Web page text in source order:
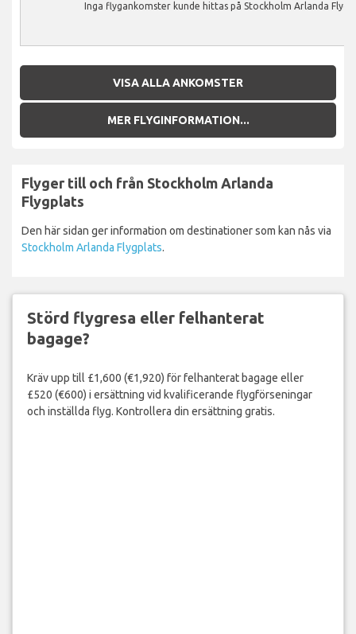
Inga flygankomster kunde hittas på Stockholm Arlanda
VISA ALLA ANKOMSTER
MER FLYGINFORMATION...
Flyger till och från Stockholm Arlanda
Flygplats
Den här sidan ger information om destinationer som kan nås via
Stockholm Arlanda Flygplats.
Störd flygresa eller felhanterat
bagage?
Kräv upp till £1,600 (€1,920) för felhanterat bagage eller
£520 (€600) i ersättning vid kvalificerande flygförseningar
och inställda flyg. Kontrollera din ersättning gratis.